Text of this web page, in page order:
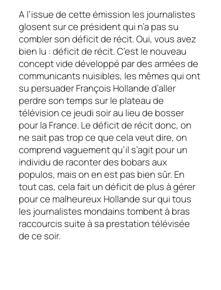
A l’issue de cette émission les journalistes
glosent sur ce président qui n’a pas su
combler sondéficit de récit.Oui, vous avez
bien lu :déficit de récit.C’est le nouveau
concept vide développé par des armées de
communicants nuisibles, les mêmes qui ont
su persuader François Hollande d’aller
perdre son temps sur le plateau de
télévision ce jeudi soir au lieu de bosser
pour la France. Ledéficit de récitdonc, on
ne sait pas trop ce que cela veut dire, on
comprend vaguement qu’il s’agit pour un
individu de raconter des bobars aux
populos, mais on en est pas bien sûr. En
tout cas, cela fait un déficit de plus à gérer
pour ce malheureux Hollande sur qui tous
les journalistes mondains tombent à bras
raccourcis suite à sa prestation télévisée
de ce soir.